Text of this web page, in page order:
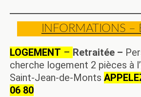
INFORMATIONS –
LOGEMENT – Retraitée –
cherche logement 2 pièces à
Saint-Jean-de-Monts
06 80